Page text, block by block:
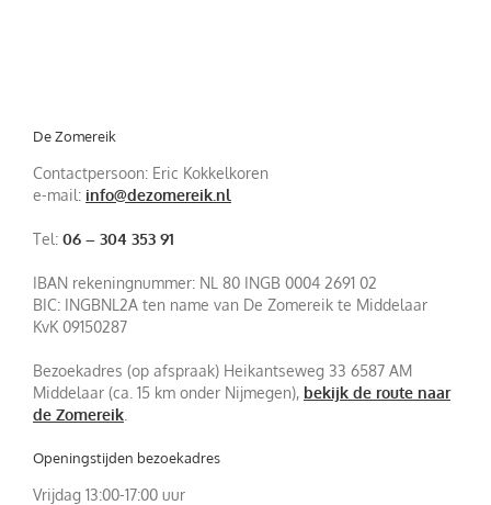
De Zomereik
Contactpersoon: Eric Kokkelkoren
e-mail: info@dezomereik.nl
Tel: 06 – 304 353 91
IBAN rekeningnummer: NL 80 INGB 0004 2691 02
BIC: INGBNL2A ten name van De Zomereik te Middelaar
KvK 09150287
Bezoekadres (op afspraak) Heikantseweg 33 6587 AM
Middelaar (ca. 15 km onder Nijmegen), bekijk de route naar
de Zomereik.
Openingstijden bezoekadres
Vrijdag 13:00-17:00 uur